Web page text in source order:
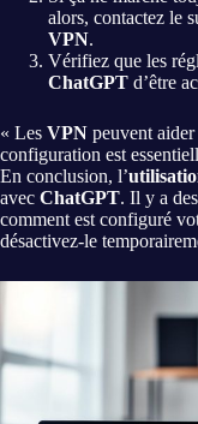
alors, contactez le
VPN.
Vérifiez que les
ChatGPT d’être
« Les VPN peuvent aider
configuration est
En conclusion, l’
avec ChatGPT. Il y a
comment est configuré
désactivez-le